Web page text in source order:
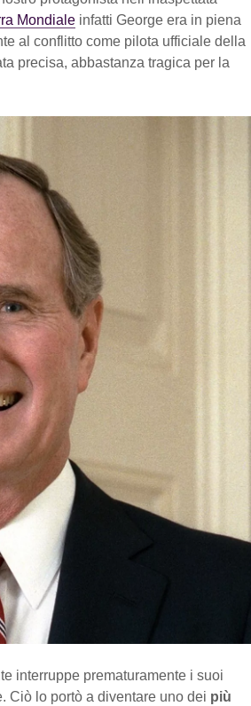
Mondiale infatti George era in piena
al conflitto come pilota ufficiale della
precisa, abbastanza tragica per la
interruppe prematuramente i suoi
Ciò lo portò a diventare uno dei più